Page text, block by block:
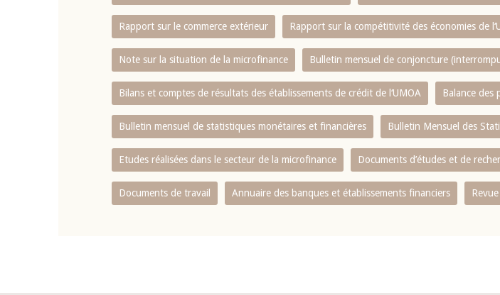
Rapport sur le commerce extérieur Rapport sur la compétitivité des économies de
Note sur la situation de la microfinance Bulletin mensuel de conjoncture
Bilans et comptes de résultats des établissements de crédit de l‘UMOA Balance des
Bulletin mensuel de statistiques monétaires et financières Bulletin Mensuel des
Etudes réalisées dans le secteur de la microfinance Documents d’études et de
Documents de travail Annuaire des banques et établissements financiers